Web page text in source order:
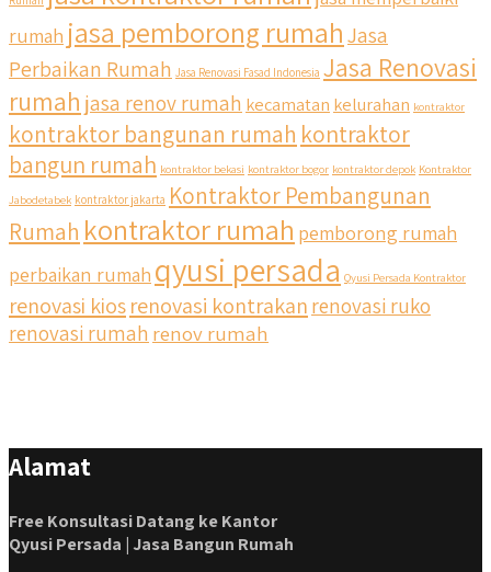
rumah jasa pemborong rumahJasa
Perbaikan Rumah Jasa Renovasi Fasad Indonesia Jasa Renovasi
rumah jasa renov rumah kecamatan kelurahan kontraktor
kontraktor bangunan rumah kontraktor
bangun rumah kontraktor bekasi kontraktor bogor kontraktor depok Kontraktor
Jabodetabek kontraktor jakarta Kontraktor Pembangunan
Rumah kontraktor rumah pemborong rumah
perbaikan rumah qyusi persada Qyusi Persada Kontraktor
renovasi kiosrenovasi kontrakanrenovasi ruko
renovasi rumah renov rumah
Alamat
Free Konsultasi Datang ke Kantor
Qyusi Persada | Jasa Bangun Rumah